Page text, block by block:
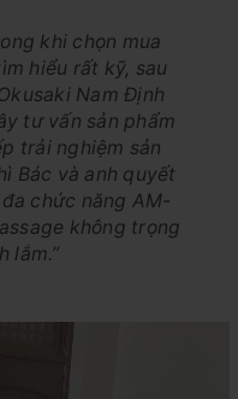
khi chọn mua
hiểu rất kỹ, sau
Nam Định
tư vấn sản phẩm
trải nghiệm sản
Bác và anh quyết
chức năng AM-
không trọng
lắm.”